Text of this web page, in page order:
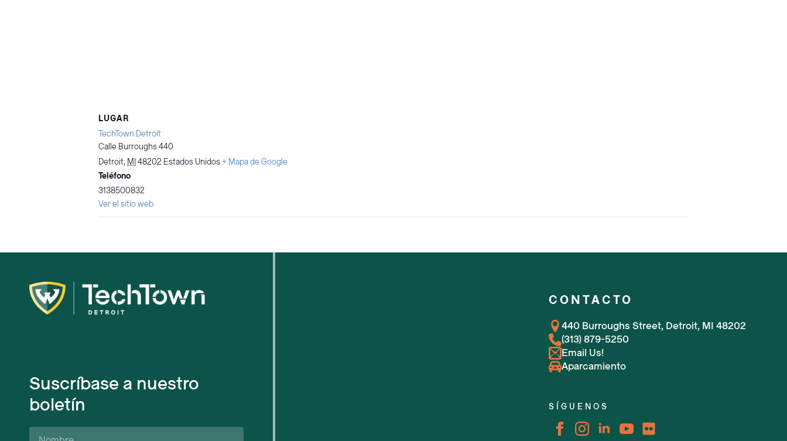
LUGAR
TechTown Detroit
Calle Burroughs 440
Detroit, MI 48202 Estados Unidos+ Mapa de Google
Teléfono
3138500832
Ver el sitio web
Suscríbase a nuestro
boletín
Nombre
CONTACTO
440 Burroughs Street, Detroit, MI 48202
(313) 879-5250
Email Us!
Aparcamiento
SÍGUENOS